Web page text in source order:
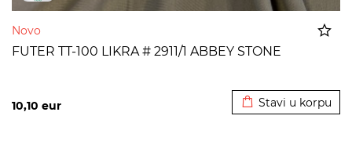
Novo
FUTER TT-100 LIKRA # 2911/1 ABBEY STONE
10,10 eur Stavi u korpu